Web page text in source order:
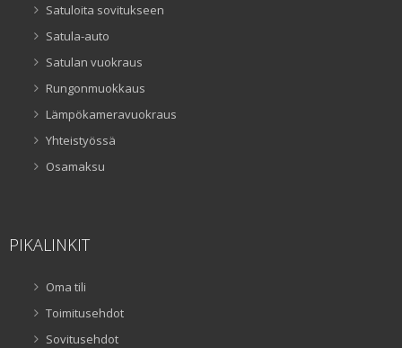
Satuloita sovitukseen
Satula-auto
Satulan vuokraus
Rungonmuokkaus
Lämpökameravuokraus
Yhteistyössä
Osamaksu
PIKALINKIT
Oma tili
Toimitusehdot
Sovitusehdot